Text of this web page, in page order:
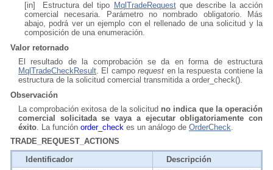
[in] Estructura del tipo MqlTradeRequestque describe la acción
comercial necesaria. Parámetro no nombrado obligatorio. Más
abajo, podrá ver un ejemplo con el rellenado de una solicitud y la
composición de una enumeración.
Valor retornado
El resultado de la comprobación se da en forma de estructura
MqlTradeCheckResult. El camporequest en la respuesta contiene la
estructura de la solicitud comercial transmitida a order_check().
Observación
La comprobación exitosa de la solicitud no indica que la operación
comercial solicitada se vaya a ejecutar obligatoriamente con
éxito. La función order_check es un análogo de OrderCheck.
TRADE_REQUEST_ACTIONS
Identificador
Descripción